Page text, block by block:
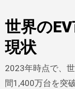
世界の
現状
2023年時点で、
間1,400万台を突